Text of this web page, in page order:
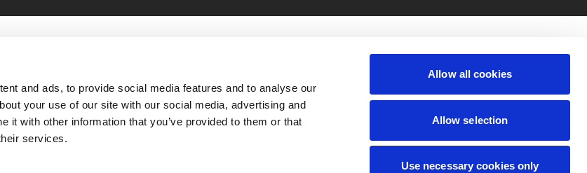
and ads, to provide social media features and to analyse our
your use of our site with our social media, advertising and
it with other information that you’ve provided to them or that
services.
Allow all cookies
Allow selection
Use necessary cookies only
Polityka prywatności
Regulamin
Kontakt
bok@voogo.pl
+17 27 55 292